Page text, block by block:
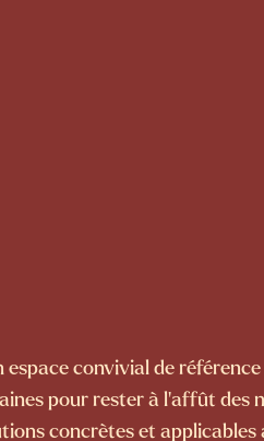
espace convivial de
pour rester à l’affût des
concrètes et applicables